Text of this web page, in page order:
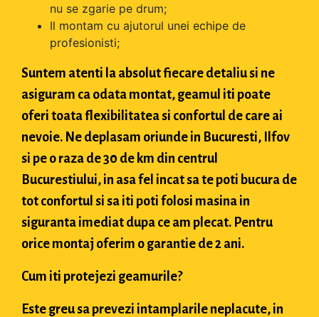
nu se zgarie pe drum;
Il montam cu ajutorul unei echipe de
profesionisti;
Suntem atenti la absolut fiecare detaliu si ne
asiguram ca odata montat, geamul iti poate
oferi toata flexibilitatea si confortul de care ai
nevoie. Ne deplasam oriunde in Bucuresti, Ilfov
si pe o raza de 30 de km din centrul
Bucurestiului, in asa fel incat sa te poti bucura de
tot confortul si sa iti poti folosi masina in
siguranta imediat dupa ce am plecat. Pentru
orice montaj oferim o garantie de 2 ani.
Cum iti protejezi geamurile?
Este greu sa prevezi intamplarile neplacute, in